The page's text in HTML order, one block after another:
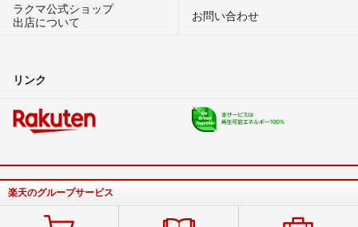
ラクマ公式ショップ
出店について
お問い合わせ
リンク
楽天のグループサービス